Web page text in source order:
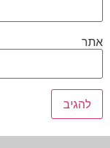
אתר